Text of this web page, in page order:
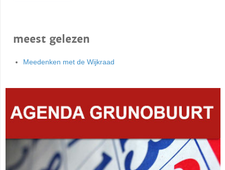
meest gelezen
Meedenken met de Wijkraad